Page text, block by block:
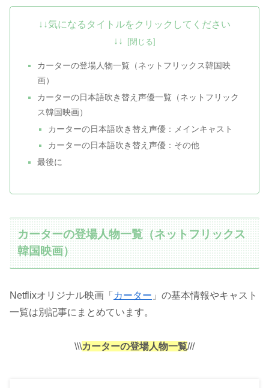
↓↓気になるタイトルをクリックしてください
↓↓
カーターの登場人物一覧（ネットフリックス韓国映
画）
カーターの日本語吹き替え声優一覧（ネットフリック
ス韓国映画）
カーターの日本語吹き替え声優：メインキャスト
カーターの日本語吹き替え声優：その他
最後に
カーターの登場人物一覧（ネットフリックス
韓国映画）
Netflixオリジナル映画「 カーター 」の基本情報やキャスト
一覧は別記事にまとめています。
\\\カーターの登場人物一覧///